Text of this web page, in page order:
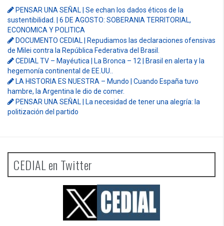
PENSAR UNA SEÑAL | Se echan los dados éticos de la
sustentibilidad. | 6 DE AGOSTO: SOBERANIA TERRITORIAL,
ECONOMICA Y POLITICA
DOCUMENTO CEDIAL | Repudiamos las declaraciones ofensivas
de Milei contra la República Federativa del Brasil.
CEDIAL TV – Mayéutica | La Bronca – 12 | Brasil en alerta y la
hegemonía continental de EE.UU..
LA HISTORIA ES NUESTRA – Mundo | Cuando España tuvo
hambre, la Argentina le dio de comer.
PENSAR UNA SEÑAL | La necesidad de tener una alegría: la
politización del partido
CEDIAL en Twitter